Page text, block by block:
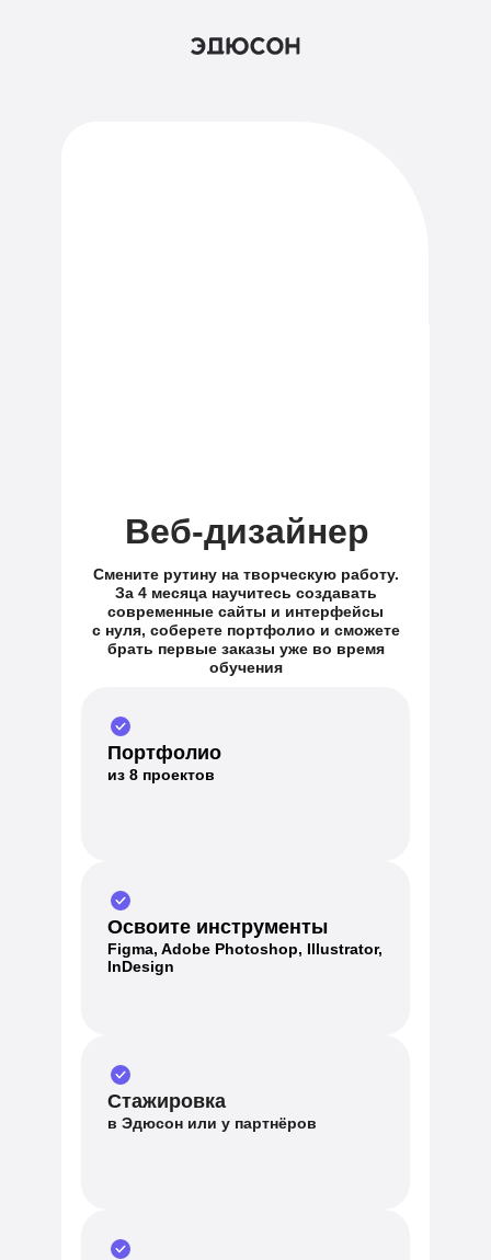
Веб-дизайнер
Смените рутину на творческую работу.
За 4 месяца научитесь создавать
современные сайты и интерфейсы
с нуля, соберете портфолио и сможете
брать первые заказы уже во время
обучения
Портфолио
из 8 проектов
Освоите инструменты
Figma, Adobe Photoshop, Illustrator,
InDesign
Стажировка
в Эдюсон или у партнёров